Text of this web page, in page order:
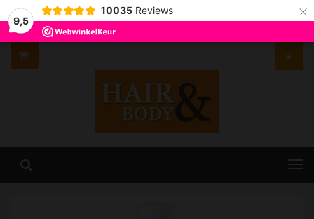
9,5
10035 Reviews ×